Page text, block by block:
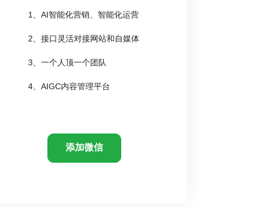
1、AI智能化营销、智能化运营
2、接口灵活对接网站和自媒体
3、一个人顶一个团队
4、AIGC内容管理平台
添加微信